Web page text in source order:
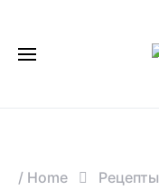
/ Home Рецепты